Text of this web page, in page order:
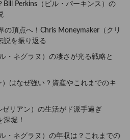
Perkins（ビル・パーキンス）の
の頂点へ！Chris Moneymaker（クリ
説を振り返る
・ネグラヌ）の凄さが光る戦略と
）はなぜ強い？資産やこれまでのキ
リアン）の生活がド派手過ぎ
堀！
・ネグラヌ）の年収は？これまでの